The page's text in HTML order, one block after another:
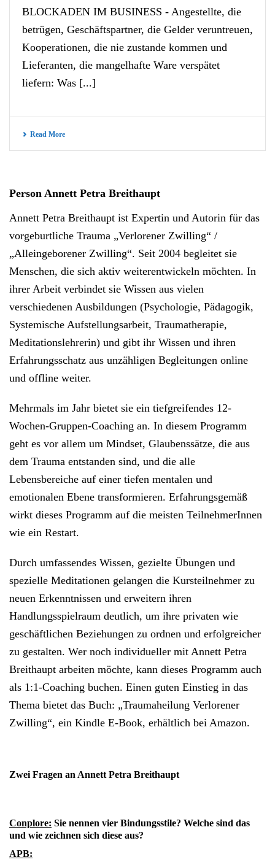
BLOCKADEN IM BUSINESS - Angestellte, die
betrügen, Geschäftspartner, die Gelder veruntreuen,
Kooperationen, die nie zustande kommen und
Lieferanten, die mangelhafte Ware verspätet
liefern: Was [...]
Read More
Person Annett Petra Breithaupt
Annett Petra Breithaupt ist Expertin und Autorin für das
vorgeburtliche Trauma „Verlorener Zwilling“ /
„Alleingeborener Zwilling“. Seit 2004 begleitet sie
Menschen, die sich aktiv weiterentwickeln möchten. In
ihrer Arbeit verbindet sie Wissen aus vielen
verschiedenen Ausbildungen (Psychologie, Pädagogik,
Systemische Aufstellungsarbeit, Traumatherapie,
Meditationslehrerin) und gibt ihr Wissen und ihren
Erfahrungsschatz aus unzähligen Begleitungen online
und offline weiter.
Mehrmals im Jahr bietet sie ein tiefgreifendes 12-
Wochen-Gruppen-Coaching an. In diesem Programm
geht es vor allem um Mindset, Glaubenssätze, die aus
dem Trauma entstanden sind, und die alle
Lebensbereiche auf einer tiefen mentalen und
emotionalen Ebene transformieren. Erfahrungsgemäß
wirkt dieses Programm auf die meisten TeilnehmerInnen
wie ein Restart.
Durch umfassendes Wissen, gezielte Übungen und
spezielle Meditationen gelangen die Kursteilnehmer zu
neuen Erkenntnissen und erweitern ihren
Handlungsspielraum deutlich, um ihre privaten wie
geschäftlichen Beziehungen zu ordnen und erfolgreicher
zu gestalten. Wer noch individueller mit Annett Petra
Breithaupt arbeiten möchte, kann dieses Programm auch
als 1:1-Coaching buchen. Einen guten Einstieg in das
Thema bietet das Buch: „Traumaheilung Verlorener
Zwilling“, ein Kindle E-Book, erhältlich bei Amazon.
Zwei Fragen an Annett Petra Breithaupt
Conplore: Sie nennen vier Bindungsstile? Welche sind das
und wie zeichnen sich diese aus?
APB: